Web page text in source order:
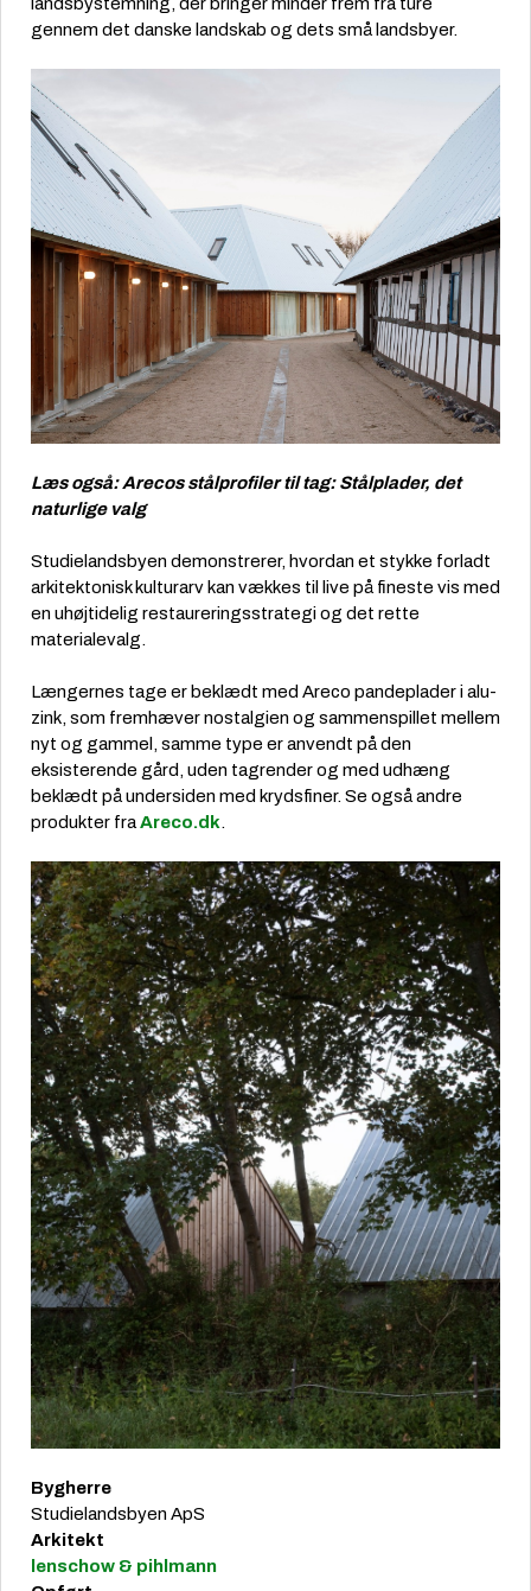
gennem det danske landskab og dets små landsbyer.
Læs også:Arecos stålprofiler til tag: Stålplader, det
naturlige valg
Studielandsbyen demonstrerer, hvordan et stykke forladt
arkitektonisk kulturarv kan vækkes til live på fineste vis med
en uhøjtidelig restaureringsstrategi og det rette
materialevalg.
Længernes tage er beklædt med Areco pandeplader i alu-
zink, som fremhæver nostalgien og sammenspillet mellem
nyt og gammel, samme type er anvendt på den
eksisterende gård, uden tagrender og med udhæng
beklædt på undersiden med krydsfiner. Se også andre
produkter fraAreco.dk.
Bygherre
Studielandsbyen ApS
Arkitekt
lenschow & pihlmann